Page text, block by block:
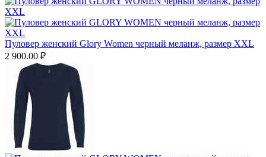
Пуловер женский Glory Women черный меланж, размер XXL
2 900.00 ₽